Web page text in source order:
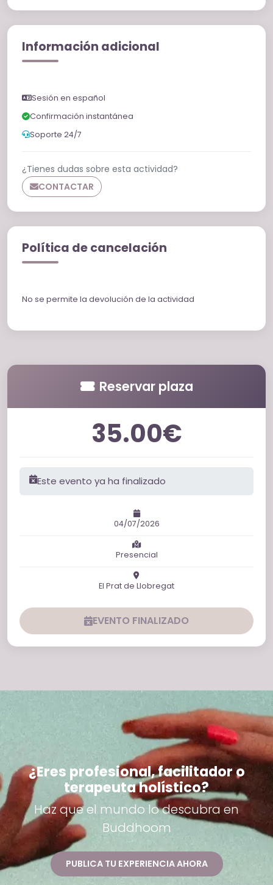
Información adicional
Sesión en español
Confirmación instantánea
Soporte 24/7
¿Tienes dudas sobre esta actividad?
CONTACTAR
Política de cancelación
No se permite la devolución de la actividad
Reservar plaza
35.00€
Este evento ya ha finalizado
04/07/2026
Presencial
El Prat de Llobregat
EVENTO FINALIZADO
¿Eres profesional, facilitador o
terapeuta holístico?
Haz que el mundo lo descubra en
Buddhoom
PUBLICA TU EXPERIENCIA AHORA